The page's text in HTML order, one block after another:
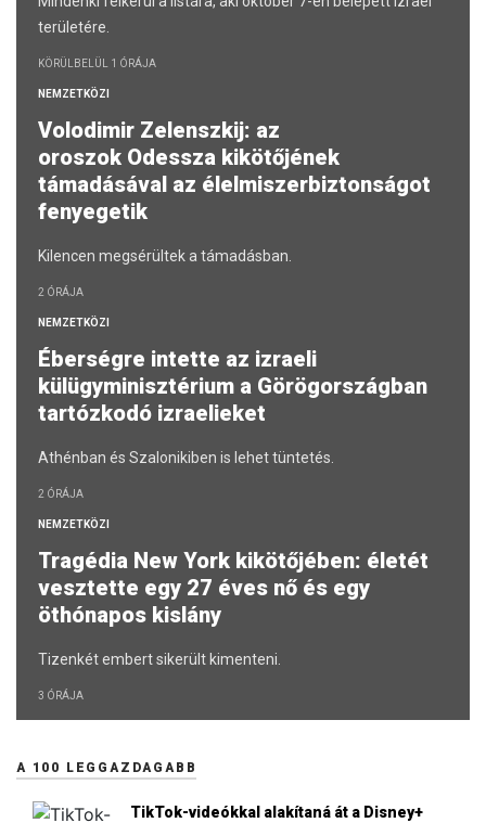
területére.
KÖRÜLBELÜL 1 ÓRÁJA
NEMZETKÖZI
Volodimir Zelenszkij: az
oroszok Odessza kikötőjének
támadásával az élelmiszerbiztonságot
fenyegetik
Kilencen megsérültek a támadásban.
2 ÓRÁJA
NEMZETKÖZI
Éberségre intette az izraeli
külügyminisztérium a Görögországban
tartózkodó izraelieket
Athénban és Szalonikiben is lehet tüntetés.
2 ÓRÁJA
NEMZETKÖZI
Tragédia New York kikötőjében: életét
vesztette egy 27 éves nő és egy
öthónapos kislány
Tizenkét embert sikerült kimenteni.
3 ÓRÁJA
A 100 LEGGAZDAGABB
TikTok-videókkal alakítaná át a Disney+